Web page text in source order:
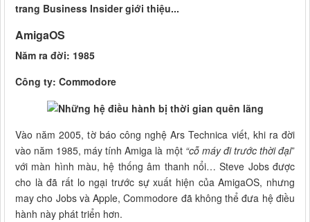
trang Business Insider giới thiệu...
AmigaOS
Năm ra đời: 1985
Công ty: Commodore
Vào năm 2005, tờ báo công nghệ Ars Technica viết, khi ra đời
vào năm 1985, máy tính Amiga là một“cỗ máy đi trước thời đại”
với màn hình màu, hệ thống âm thanh nổi… Steve Jobs được
cho là đã rất lo ngại trước sự xuất hiện của AmigaOS, nhưng
may cho Jobs và Apple, Commodore đã không thể đưa hệ điều
hành này phát triển hơn.